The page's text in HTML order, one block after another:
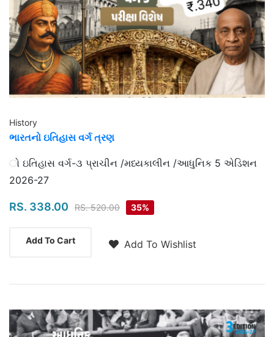
History
ભારતનો ઇતિહાસ વર્ગ ત્રણ
Highlights
ો ઇતિહાસ વર્ગ-૩ પ્રાચીન /મધ્યકાલીન /આધુનિક 5 એડિશન
2026-27
RS. 338.00 RS. 520.00 35%
Add To Cart Add To Wishlist